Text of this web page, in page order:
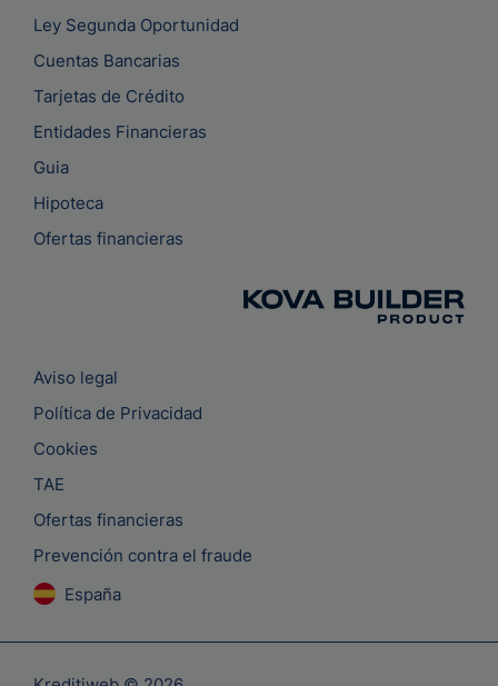
Ley Segunda Oportunidad
Cuentas Bancarias
Tarjetas de Crédito
Entidades Financieras
Guia
Hipoteca
Ofertas financieras
Aviso legal
Política de Privacidad
Cookies
TAE
Ofertas financieras
Prevención contra el fraude
España